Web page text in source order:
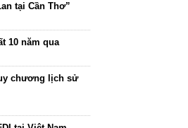
tại Cần Thơ”
10 năm qua
chương lịch sử